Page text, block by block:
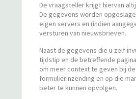
De vraagsteller krijgt hiervan
De gegevens worden
eigen servers en (indien
versturen van nieuwsbrieven.
Naast de gegevens die u zelf
tijdstip en de betreffende
om meer context te geven bij de
formulierinzending en op die
beter te kunnen opvolgen.